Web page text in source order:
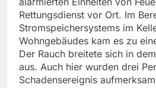
Rettungsdienst vor Ort. Im
Stromspeichersystems im
Wohngebäudes kam es zu
Der Rauch breitete sich in
aus. Auch hier wurden drei
Schadensereignis